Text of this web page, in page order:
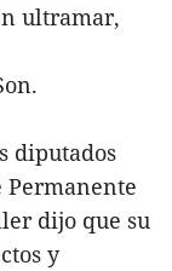
ultramar,
diputados
Permanente
dijo que su
y